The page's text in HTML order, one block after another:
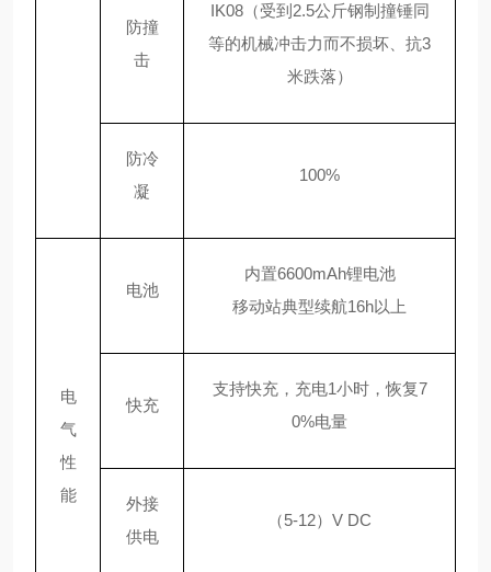
防撞
击
IK08（受到2.5公斤钢制撞锤同
等的机械冲击力而不损坏、抗3
米跌落）
防冷
凝
100%
电
气
性
能
电池
内置6600mAh锂电池
移动站典型续航16h以上
快充
支持快充，充电1小时，恢复7
0%电量
外接
供电
（5-12）V DC